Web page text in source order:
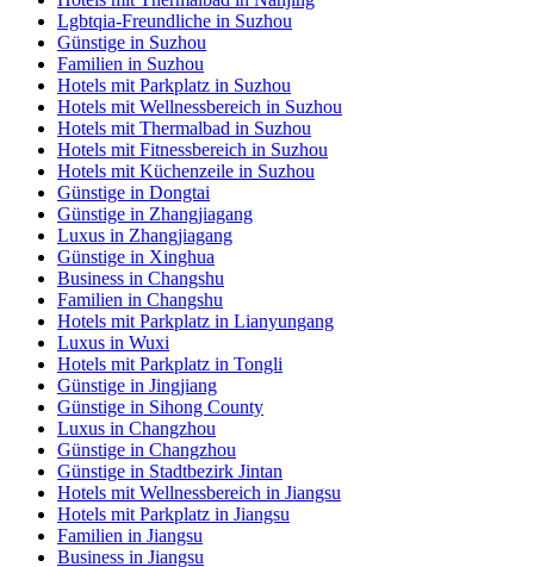
Lgbtqia-Freundliche in Suzhou
Günstige in Suzhou
Familien in Suzhou
Hotels mit Parkplatz in Suzhou
Hotels mit Wellnessbereich in Suzhou
Hotels mit Thermalbad in Suzhou
Hotels mit Fitnessbereich in Suzhou
Hotels mit Küchenzeile in Suzhou
Günstige in Dongtai
Günstige in Zhangjiagang
Luxus in Zhangjiagang
Günstige in Xinghua
Business in Changshu
Familien in Changshu
Hotels mit Parkplatz in Lianyungang
Luxus in Wuxi
Hotels mit Parkplatz in Tongli
Günstige in Jingjiang
Günstige in Sihong County
Luxus in Changzhou
Günstige in Changzhou
Günstige in Stadtbezirk Jintan
Hotels mit Wellnessbereich in Jiangsu
Hotels mit Parkplatz in Jiangsu
Familien in Jiangsu
Business in Jiangsu